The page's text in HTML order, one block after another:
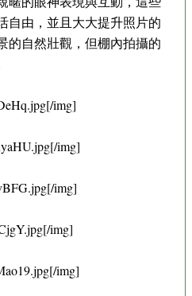
自由，並且大大提升照片的
的自然壯觀，但棚內拍攝的
img]
img]
img]
img]
img]